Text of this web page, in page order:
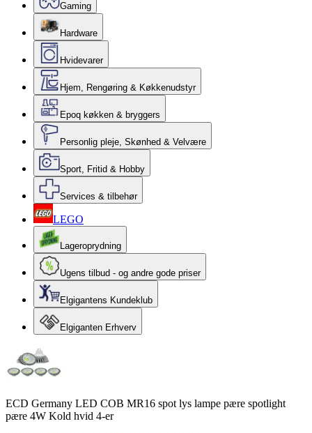
Gaming
Hardware
Hvidevarer
Hjem, Rengøring & Køkkenudstyr
Epoq køkken & bryggers
Personlig pleje, Skønhed & Velvære
Sport, Fritid & Hobby
Services & tilbehør
LEGO
Lageroprydning
Ugens tilbud - og andre gode priser
Elgigantens Kundeklub
Elgiganten Erhverv
ECD Germany LED COB MR16 spot lys lampe pære spotlight
pære 4W Kold hvid 4-er